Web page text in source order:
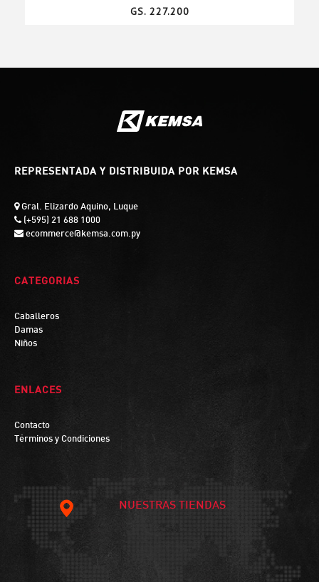
GS. 227.200
REPRESENTADA Y DISTRIBUIDA POR KEMSA
Gral. Elizardo Aquino, Luque
(+595) 21 688 1000
ecommerce@kemsa.com.py
CATEGORIAS
Caballeros
Damas
Niños
ENLACES
Contacto
Términos y Condiciones
NUESTRAS TIENDAS